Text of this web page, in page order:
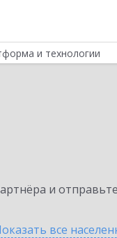
и технологии
и
все